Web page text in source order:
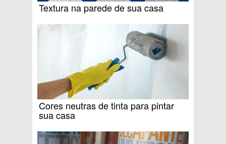
Textura na parede de sua casa
Cores neutras de tinta para pintar
sua casa